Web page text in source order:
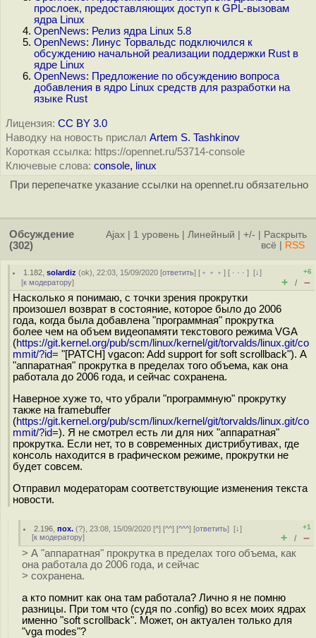
прослоек, предоставляющих доступ к GPL-вызовам
ядра Linux
OpenNews: Релиз ядра Linux 5.8
OpenNews: Линус Торвальдс подключился к
обсуждению начальной реализации поддержки Rust в
ядре Linux
OpenNews: Предложение по обсуждению вопроса
добавления в ядро Linux средств для разработки на
языке Rust
Лицензия: CC BY 3.0
Наводку на новость прислал Artem S. Tashkinov
Короткая ссылка: https://opennet.ru/53714-console
Ключевые слова: console, linux
При перепечатке указание ссылки на opennet.ru обязательно
Обсуждение
(302)
Ajax 1 уровень Линейный +/-
Раскрыть
всё
RSS
1.182 ,solardiz (ok), 22:03, 15/09/2020 [ответить] [ ﹢﹢﹢] [ · · ·][↓]
[к модератору]
+6
+ / –
Насколько я понимаю, с точки зрения прокрутки
произошел возврат в состояние, которое было до 2006
года, когда была добавлена "программная" прокрутка
более чем на объем видеопамяти текстового режима VGA
(https://git.kernel.org/pub/scm/linux/kernel/git/torvalds/linux.git/co
mmit/?id= "[PATCH] vgacon: Add support for soft scrollback"). А
"аппаратная" прокрутка в пределах того объема, как она
работала до 2006 года, и сейчас сохранена.
Наверное хуже то, что убрали "программную" прокрутку
также на framebuffer
(https://git.kernel.org/pub/scm/linux/kernel/git/torvalds/linux.git/co
mmit/?id=). Я не смотрел есть ли для них "аппаратная"
прокрутка. Если нет, то в современных дистрибутивах, где
консоль находится в графическом режиме, прокрутки не
будет совсем.
Отправил модераторам соответствующие изменения текста
новости.
2.196 ,пох. (?), 23:08, 15/09/2020 [^] [^^] [^^^] [ответить][↓]
[к модератору]
+1
+ / –
> А "аппаратная" прокрутка в пределах того объема, как
она работала до 2006 года, и сейчас
> сохранена.
а кто помнит как она там работала? Лично я не помню
разницы. При том что (судя по .config) во всех моих ядрах
именно "soft scrollback". Может, он актуален только для
"vga modes"?